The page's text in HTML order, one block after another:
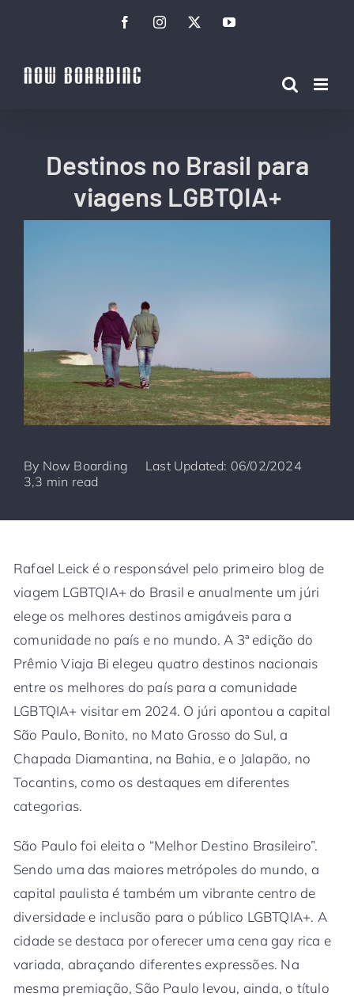
conteúdo
FacebookInstagramTwitterYouTube
Destinos no Brasil para
viagens LGBTQIA+
By Now Boarding
Last Updated: 06/02/2024
3,3 min read
Rafael Leick é o responsável pelo primeiro blog de
viagem LGBTQIA+ do Brasil e anualmente um júri
elege os melhores destinos amigáveis para a
comunidade no país e no mundo. A 3ª edição do
Prêmio Viaja Bi elegeu quatro destinos nacionais
entre os melhores do país para a comunidade
LGBTQIA+ visitar em 2024. O júri apontou a capital
São Paulo, Bonito, no Mato Grosso do Sul, a
Chapada Diamantina, na Bahia, e o Jalapão, no
Tocantins, como os destaques em diferentes
categorias.
São Paulo foi eleita o “Melhor Destino Brasileiro”.
Sendo uma das maiores metrópoles do mundo, a
capital paulista é também um vibrante centro de
diversidade e inclusão para o público LGBTQIA+. A
cidade se destaca por oferecer uma cena gay rica e
variada, abraçando diferentes expressões. Na
mesma premiação, São Paulo levou, ainda, o título